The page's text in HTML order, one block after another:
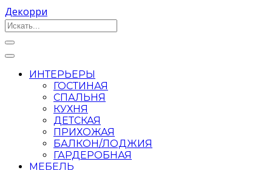
Декорри
ИНТЕРЬЕРЫ
ГОСТИНАЯ
СПАЛЬНЯ
КУХНЯ
ДЕТСКАЯ
ПРИХОЖАЯ
БАЛКОН/ЛОДЖИЯ
ГАРДЕРОБНАЯ
МЕБЕЛЬ